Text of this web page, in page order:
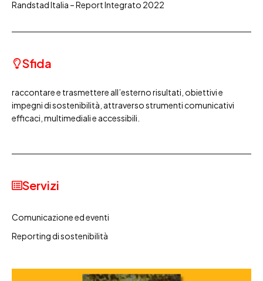
Randstad Italia – Report Integrato 2022
Sfida
raccontare e trasmettere all’esterno risultati, obiettivi e
impegni di sostenibilità, attraverso strumenti comunicativi
efficaci, multimediali e accessibili.
Servizi
Comunicazione ed eventi
Reporting di sostenibilità